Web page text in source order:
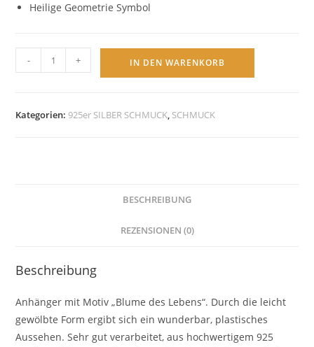
Heilige Geometrie Symbol
Lebensblume
Ornamentrand
- + IN DEN WARENKORB
Kategorien: 925er SILBER SCHMUCK, SCHMUCK
BESCHREIBUNG
REZENSIONEN (0)
Beschreibung
Anhänger mit Motiv „Blume des Lebens“. Durch die leicht
gewölbte Form ergibt sich ein wunderbar, plastisches
Aussehen. Sehr gut verarbeitet, aus hochwertigem 925